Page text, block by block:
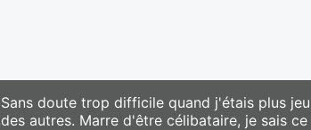
Sans doute trop difficile quand j'étais plus
des autres. Marre d'être célibataire, je sais